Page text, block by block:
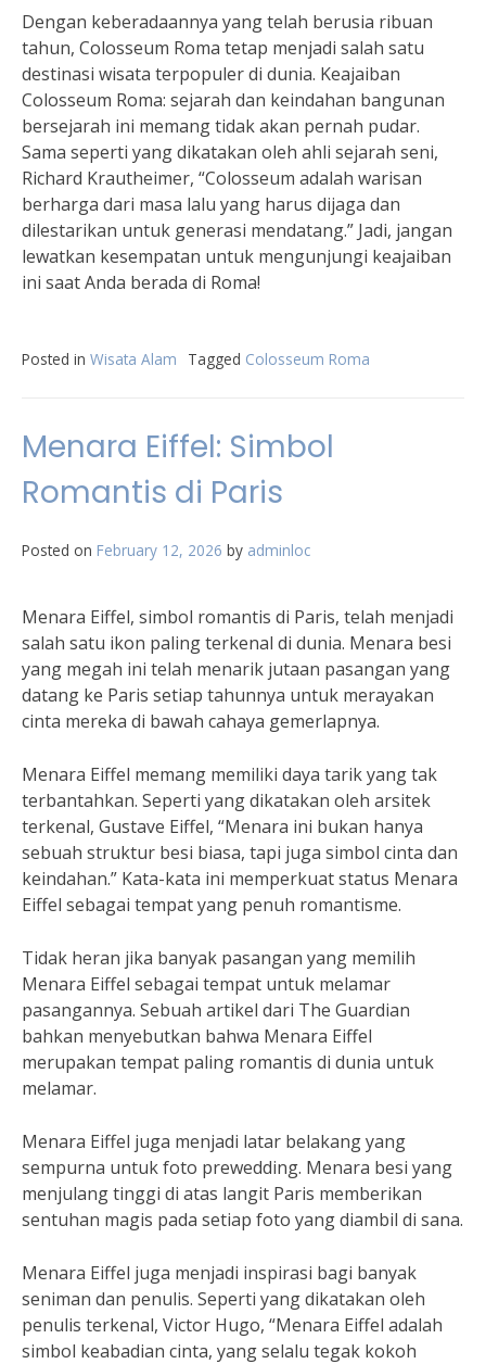
Dengan keberadaannya yang telah berusia ribuan
tahun, Colosseum Roma tetap menjadi salah satu
destinasi wisata terpopuler di dunia. Keajaiban
Colosseum Roma: sejarah dan keindahan bangunan
bersejarah ini memang tidak akan pernah pudar.
Sama seperti yang dikatakan oleh ahli sejarah seni,
Richard Krautheimer, “Colosseum adalah warisan
berharga dari masa lalu yang harus dijaga dan
dilestarikan untuk generasi mendatang.” Jadi, jangan
lewatkan kesempatan untuk mengunjungi keajaiban
ini saat Anda berada di Roma!
Posted in Wisata Alam Tagged Colosseum Roma
Menara Eiffel: Simbol
Romantis di Paris
Posted on February 12, 2026 by adminloc
Menara Eiffel, simbol romantis di Paris, telah menjadi
salah satu ikon paling terkenal di dunia. Menara besi
yang megah ini telah menarik jutaan pasangan yang
datang ke Paris setiap tahunnya untuk merayakan
cinta mereka di bawah cahaya gemerlapnya.
Menara Eiffel memang memiliki daya tarik yang tak
terbantahkan. Seperti yang dikatakan oleh arsitek
terkenal, Gustave Eiffel, “Menara ini bukan hanya
sebuah struktur besi biasa, tapi juga simbol cinta dan
keindahan.” Kata-kata ini memperkuat status Menara
Eiffel sebagai tempat yang penuh romantisme.
Tidak heran jika banyak pasangan yang memilih
Menara Eiffel sebagai tempat untuk melamar
pasangannya. Sebuah artikel dari The Guardian
bahkan menyebutkan bahwa Menara Eiffel
merupakan tempat paling romantis di dunia untuk
melamar.
Menara Eiffel juga menjadi latar belakang yang
sempurna untuk foto prewedding. Menara besi yang
menjulang tinggi di atas langit Paris memberikan
sentuhan magis pada setiap foto yang diambil di sana.
Menara Eiffel juga menjadi inspirasi bagi banyak
seniman dan penulis. Seperti yang dikatakan oleh
penulis terkenal, Victor Hugo, “Menara Eiffel adalah
simbol keabadian cinta, yang selalu tegak kokoh